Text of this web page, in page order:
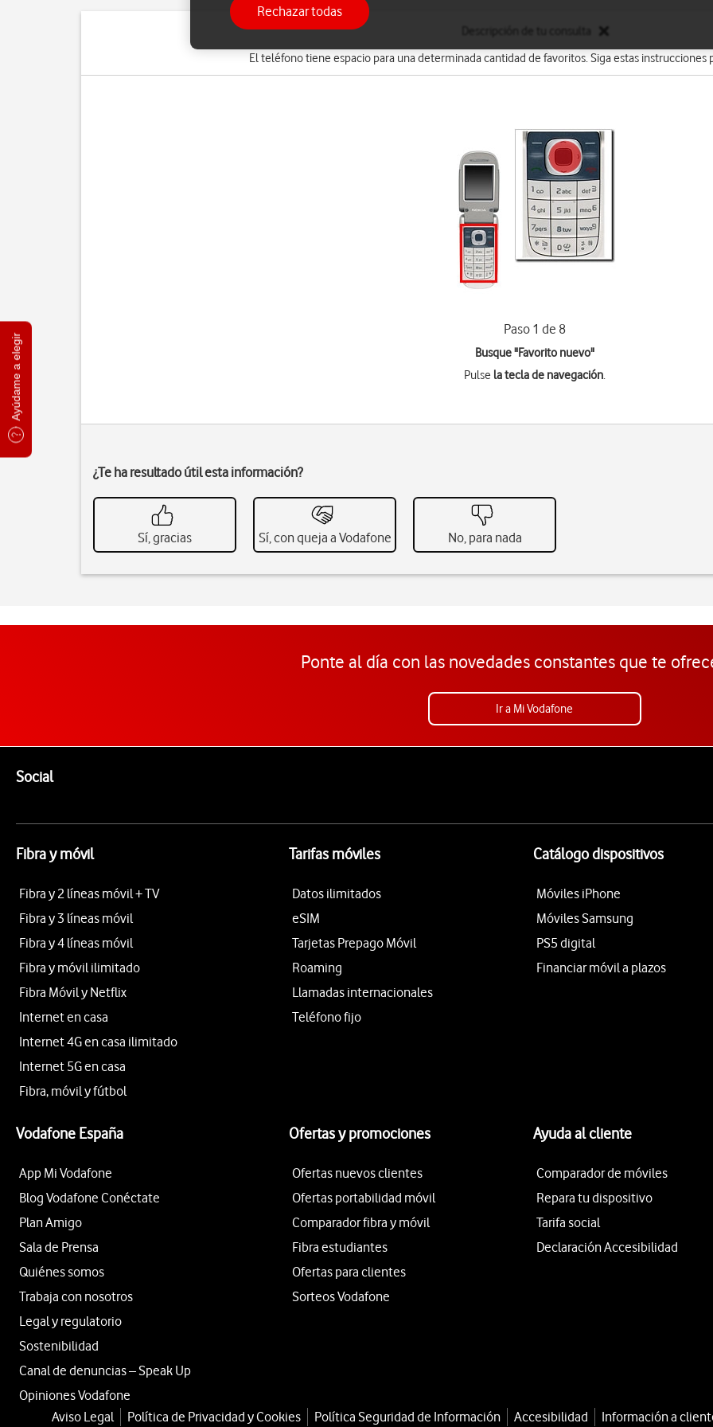
Ayúdame a elegir
El teléfono tiene espacio para una determinada cantidad de favoritos. Siga estas instrucciones
Paso 1 de 8
Busque "Favorito nuevo"
Pulse la tecla de navegación.
¿Te ha resultado útil esta información?
Sí, gracias Sí, con queja a Vodafone No, para nada
Ponte al día con las novedades constantes que te
Ir a Mi Vodafone
SocialEnlaces a las redes sociales de Vodafone
Fibra y móvil
Fibra y 2 líneas móvil + TV
Fibra y 3 líneas móvil
Fibra y 4 líneas móvil
Fibra y móvil ilimitado
Fibra Móvil y Netflix
Internet en casa
Internet 4G en casa ilimitado
Internet 5G en casa
Fibra, móvil y fútbol
Tarifas móviles
Datos ilimitados
eSIM
Tarjetas Prepago Móvil
Roaming
Llamadas internacionales
Teléfono fijo
Catálogo dispositivos
Móviles iPhone
Móviles Samsung
PS5 digital
Financiar móvil a plazos
Vodafone España
App Mi Vodafone
Blog Vodafone Conéctate
Plan Amigo
Sala de Prensa
Quiénes somos
Trabaja con nosotros
Legal y regulatorio
Sostenibilidad
Canal de denuncias – Speak Up
Opiniones Vodafone
Ofertas y promociones
Ofertas nuevos clientes
Ofertas portabilidad móvil
Comparador fibra y móvil
Fibra estudiantes
Ofertas para clientes
Sorteos Vodafone
Ayuda al cliente
Comparador de móviles
Repara tu dispositivo
Tarifa social
Declaración Accesibilidad
Aviso Legal Política de Privacidad y Cookies Política Seguridad de Información Accesibilidad Información a
Rechazar todas